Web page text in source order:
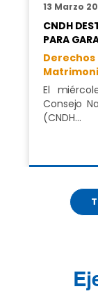
13 Marzo
CNDH
PARA
Derechos
El
Consejo
(CNDH…